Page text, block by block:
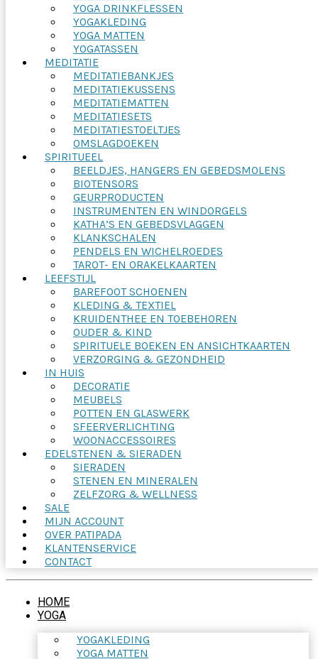
YOGA DRINKFLESSEN
YOGAKLEDING
YOGA MATTEN
YOGATASSEN
MEDITATIE
MEDITATIEBANKJES
MEDITATIEKUSSENS
MEDITATIEMATTEN
MEDITATIESETS
MEDITATIESTOELTJES
OMSLAGDOEKEN
SPIRITUEEL
BEELDJES, HANGERS EN GEBEDSMOLENS
BIOTENSORS
GEURPRODUCTEN
INSTRUMENTEN EN WINDORGELS
KATHA’S EN GEBEDSVLAGGEN
KLANKSCHALEN
PENDELS EN WICHELROEDES
TAROT- EN ORAKELKAARTEN
LEEFSTIJL
BAREFOOT SCHOENEN
KLEDING & TEXTIEL
KRUIDENTHEE EN TOEBEHOREN
OUDER & KIND
SPIRITUELE BOEKEN EN ANSICHTKAARTEN
VERZORGING & GEZONDHEID
IN HUIS
DECORATIE
MEUBELS
POTTEN EN GLASWERK
SFEERVERLICHTING
WOONACCESSOIRES
EDELSTENEN & SIERADEN
SIERADEN
STENEN EN MINERALEN
ZELFZORG & WELLNESS
SALE
MIJN ACCOUNT
OVER PATIPADA
KLANTENSERVICE
CONTACT
HOME
YOGA
YOGAKLEDING
YOGA MATTEN